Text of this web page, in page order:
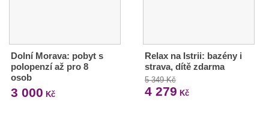
Dolní Morava: pobyt s
polopenzí až pro 8
osob
3 000 Kč
Relax na Istrii: bazény i
strava, dítě zdarma
5 349 Kč
4 279 Kč